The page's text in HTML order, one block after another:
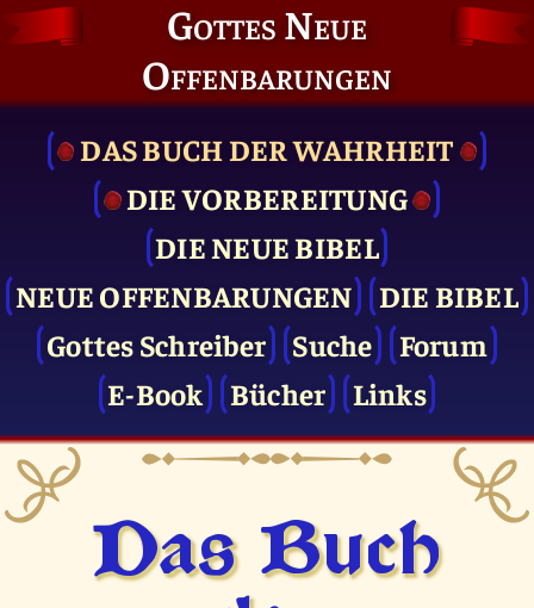
Gottes Neue
Offenbarungen
DAS BUCH DER WAHRHEIT
DIE VOR­BEREITUNG
DIE NEUE BIBEL
NEUE OFFENBARUNGEN
DIE BIBEL
Gottes Schreiber
Suche
Forum
E-Book
Bücher Links
Das Buch